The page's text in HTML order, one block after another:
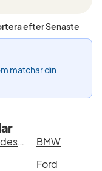
efterSenaste
matchar din
Mercedes-Benz
BMW
Ford